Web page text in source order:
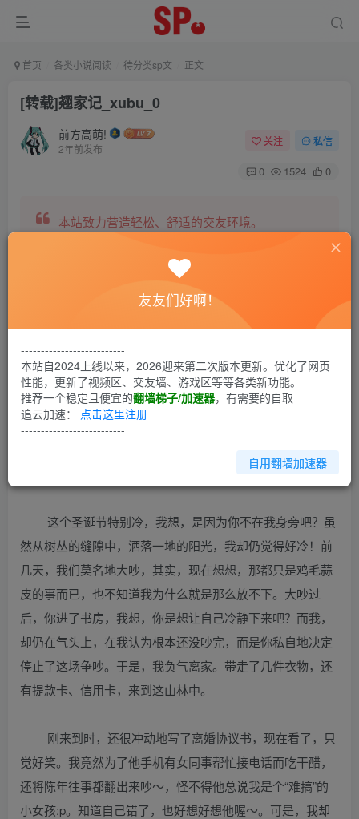
首页 各类小说阅读 待分类sp文 正文
[转载]翘家记_xubu_0
前方高萌!
2年前发布
关注 私信
0 1524 0
本站致力营造轻松、舒适的交友环境。
另有小说阅读站点，网罗包括训诫文、腐文在内的
第1回
在冷冷的冬天，我喜欢窝在他身旁。体温较高的他总是能让
手脚冰冷的我，拥有温暖。而且，在他的怀中，我总能感受
这个圣诞节特别冷，我想，是因为你不在我身旁吧？虽
然从树丛的缝隙中，洒落一地的阳光，我却仍觉得好冷！前
几天，我们莫名地大吵，其实，现在想想，那都只是鸡毛蒜
皮的事而已，也不知道我为什么就是那么放不下。大吵过
后，你进了书房，我想，你是想让自己冷静下来吧？而我，
却仍在气头上，在我认为根本还没吵完，而是你私自地决定
停止了这场争吵。于是，我负气离家。带走了几件衣物，还
有提款卡、信用卡，来到这山林中。
刚来到时，还很冲动地写了离婚协议书，现在看了，只
觉好笑。我竟然为了他手机有女同事帮忙接电话而吃干醋，
还将陈年往事都翻出来吵～，怪不得他总说我是个“难搞”的
小女孩:p。知道自己错了，也好想好想他喔～。可是，我却
友友们好啊！
--------------------------
本站自2024上线以来，2026迎来第二次版本更新。优化了网页
性能，更新了视频区、交友墙、游戏区等等各类新功能。
推荐一个稳定且便宜的翻墙梯子/加速器，有需要的自取
追云加速： 点击这里注册
--------------------------
自用翻墙加速器